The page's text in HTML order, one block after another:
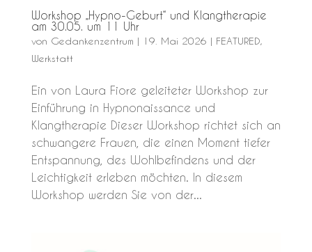
Workshop „Hypno-Geburt“ und Klangtherapie
am 30.05. um 11 Uhr
von Gedankenzentrum | 19. Mai 2026 | FEATURED,
Werkstatt
Ein von Laura Fiore geleiteter Workshop zur
Einführung in Hypnonaissance und
Klangtherapie Dieser Workshop richtet sich an
schwangere Frauen, die einen Moment tiefer
Entspannung, des Wohlbefindens und der
Leichtigkeit erleben möchten. In diesem
Workshop werden Sie von der...